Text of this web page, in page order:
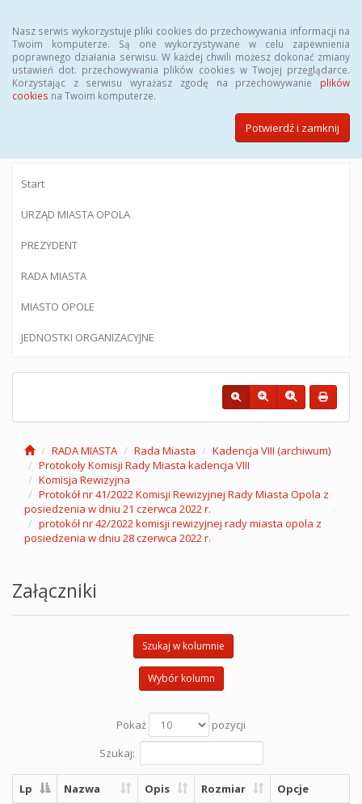
Nasz serwis wykorzystuje pliki cookies do przechowywania informacji na
Twoim komputerze. Są one wykorzystywane w celu zapewnienia
poprawnego działania serwisu. W każdej chwili możesz dokonać zmiany
ustawień dot. przechowywania plików cookies w Twojej przeglądarce.
Korzystając z serwisu wyrażasz zgodę na przechowywanie plików
cookies na Twoim komputerze.
Potwierdź i zamknij
BIULETYN INFORMACJI PUBLICZNEJ
Urzędu Miasta Opola
Start
URZĄD MIASTA OPOLA
PREZYDENT
RADA MIASTA
MIASTO OPOLE
JEDNOSTKI ORGANIZACYJNE
RADA MIASTA Rada Miasta
Kadencja VIII (archiwum)
Protokoły Komisji Rady Miasta kadencja VIII
Komisja Rewizyjna
Protokół nr 41/2022 Komisji Rewizyjnej Rady Miasta Opola z
posiedzenia w dniu 21 czerwca 2022 r.
protokół nr 42/2022 komisji rewizyjnej rady miasta opola z
posiedzenia w dniu 28 czerwca 2022 r.
Załączniki
Szukaj w kolumnie
Wybór kolumn
Pokaż
pozycji
Szukaj:
Lp Nazwa Opis Rozmiar Opcje